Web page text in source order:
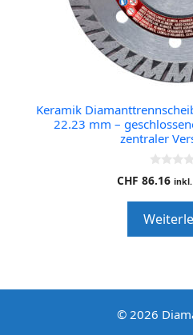
Keramik
22.23 mm –
zentraler
0
o
o
f
5
CHF 86.16 inkl.
© 2026